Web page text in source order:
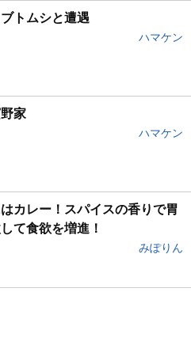
トムシと遭遇
ハマケン
家
ハマケン
カレー！スパイスの香りで胃
て食欲を増進！
みぽりん